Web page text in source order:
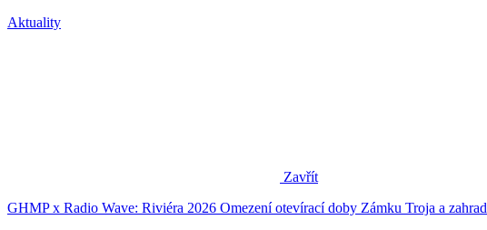
Aktuality
Zavřít
GHMP x Radio Wave: Riviéra 2026 Omezení otevírací doby Zámku Troja a zahrad